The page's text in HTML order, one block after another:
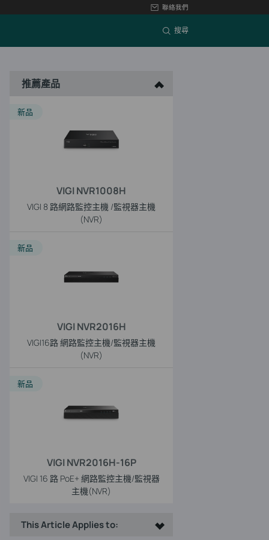
聯絡我們
搜尋
推薦產品
VIGI NVR1008H
VIGI 8 路網路監控主機 /監視器主機
(NVR)
新品
VIGI NVR2016H
VIGI16路 網路監控主機/監視器主機
(NVR)
新品
VIGI NVR2016H-16P
VIGI 16 路 PoE+ 網路監控主機/監視器
主機(NVR)
新品
This Article Applies to: